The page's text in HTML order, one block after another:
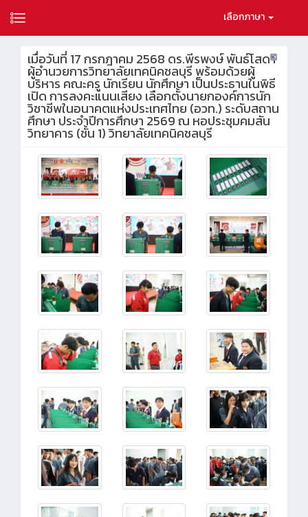
เลือกภาษา
เมื่อวันที่ 17 กรกฎาคม 2568 ดร.พีรพงษ์ พันธ์โสดา
ผู้อำนวยการวิทยาลัยเทคนิคชลบุรี พร้อมด้วยผู้
บริหาร คณะครู นักเรียน นักศึกษา เป็นประธานในพิธี
เปิด การลงคะแนนเสียง เลือกตั้งนายกองค์การนัก
วิชาชีพในอนาคตแห่งประเทศไทย (อวท.) ระดับสถาน
ศึกษา ประจำปีการศึกษา 2569 ณ หอประชุมคมสัน
วิทยาคาร (ชั้น 1) วิทยาลัยเทคนิคชลบุรี